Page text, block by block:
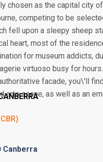
chosen as the capital city
competing to be
fell upon a sleepy sheep
heart, most of the
for museum addicts,
virtuoso busy for
facade, you\'ll
arts scene, as well as an
Canberra